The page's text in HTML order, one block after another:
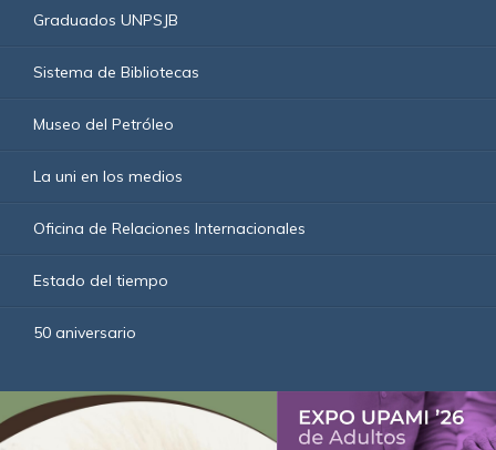
Graduados UNPSJB
Sistema de Bibliotecas
Museo del Petróleo
La uni en los medios
Oficina de Relaciones Internacionales
Estado del tiempo
50 aniversario